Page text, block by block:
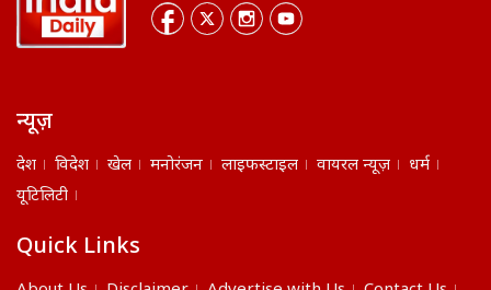
न्यूज़
देश विदेश खेल मनोरंजन लाइफस्टाइल वायरल न्यूज़
धर्म
यूटिलिटी
Quick Links